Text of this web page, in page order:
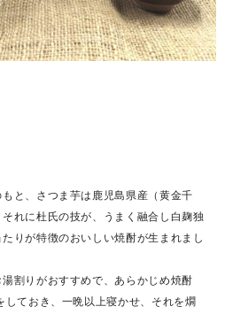
と、さつま芋は鹿児島県産（黄金千
れに杜氏の技が、うまく融合し白麹独
りが特徴のおいしい焼酎が生まれまし
割りがおすすめで、あらかじめ焼酎
ておき、一晩以上寝かせ、それを燗